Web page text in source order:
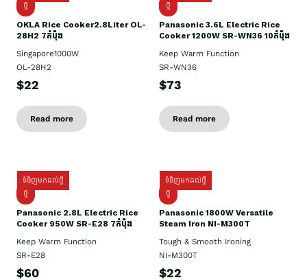
ថ្មិ
OKLA Rice Cooker2.8Liter OL-
28H2 7កំប៉ុង
Singapore1000W
OL-28H2
$22
Read more
ថ្មី
Panasonic 3.6L Electric Rice
Cooker 1200W SR-WN36 10កំប៉ុង
Keep Warm Function
SR-WN36
$73
Read more
ទំនិញមកដល់ថ្មី
ថ្មី
Panasonic 2.8L Electric Rice
Cooker 950W SR-E28 7កំប៉ុង
Keep Warm Function
SR-E28
$60
ទំនិញមកដល់ថ្មី
ថ្មី
Panasonic 1800W Versatile
Steam Iron NI-M300T
Tough & Smooth Ironing
NI-M300T
$22